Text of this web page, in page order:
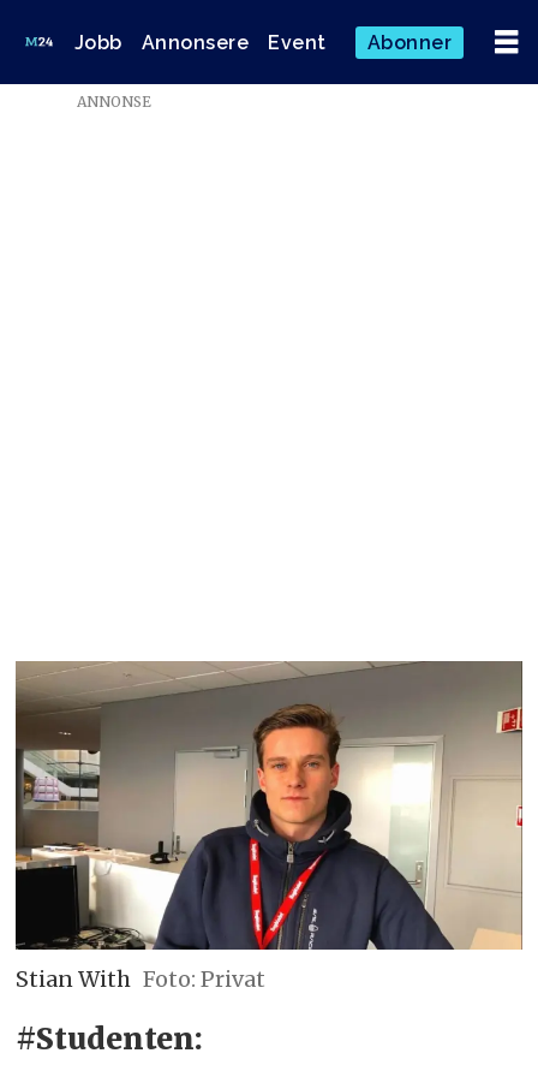
Jobb Annonsere Event Abonner
ANNONSE
Stian With Foto: Privat
#Studenten: